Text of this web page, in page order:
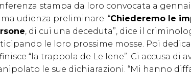
stampa da loro convocata a
udienza preliminare. “Chiederemo le
, di cui una deceduta”, dice il
le loro prossime mosse. Poi
“la trappola de Le Iene”. Ci accusa di
le sue dichiarazioni. “Mi hanno